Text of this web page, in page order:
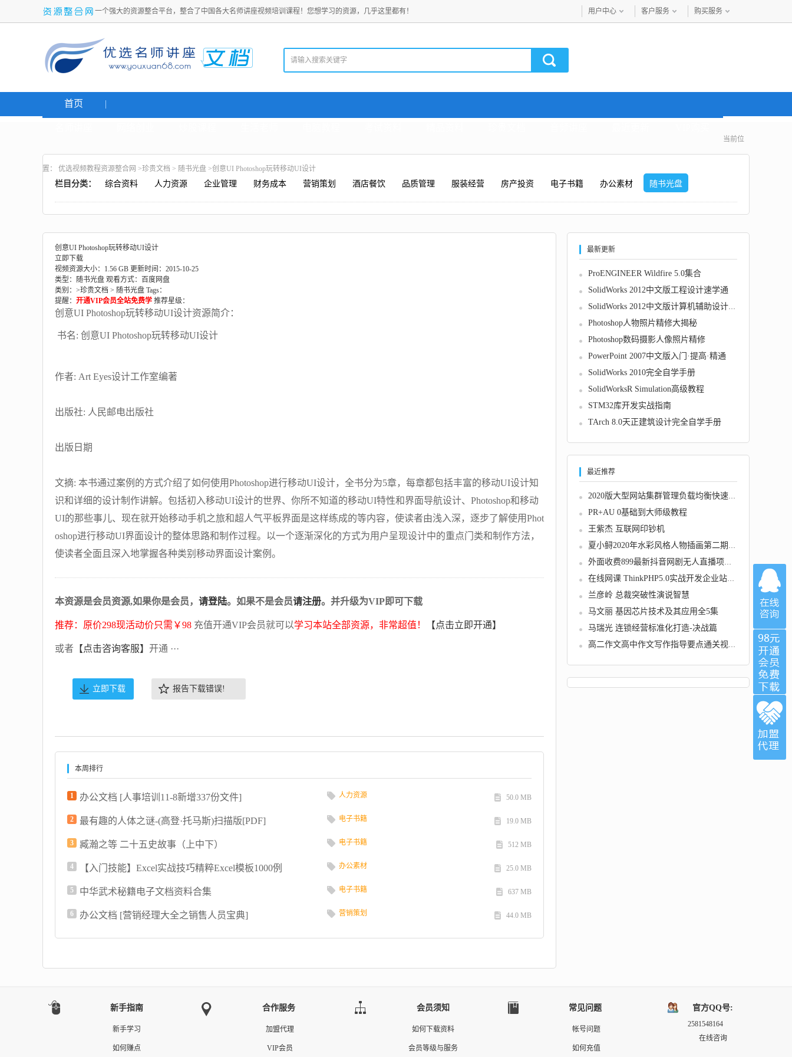
一个强大的资源整合平台，整合了中国各大名师讲座视频培训课程！您想学习的资源，几乎这里都有！ 用户中心 客户服务 购买服务
首页
当前位
置： 优选视频教程资源整合网 >珍贵文档 > 随书光盘 >创意UI Photoshop玩转移动UI设计
栏目分类： 综合资料 人力资源 企业管理 财务成本 营销策划 酒店餐饮 品质管理 服装经营 房产投资 电子书籍 办公素材 随书光盘
创意UI Photoshop玩转移动UI设计
立即下载
视频资源大小：1.56 GB 更新时间：2015-10-25
类型：随书光盘 观看方式：百度网盘
类别：>珍贵文档 > 随书光盘 Tags：
提醒： 开通VIP会员全站免费学 推荐星级：
创意UI Photoshop玩转移动UI设计资源简介：
书名: 创意UI Photoshop玩转移动UI设计
作者: Art Eyes设计工作室编著
出版社: 人民邮电出版社
出版日期
文摘: 本书通过案例的方式介绍了如何使用Photoshop进行移动UI设计，全书分为5章，每章都包括丰富的移动UI设计知
识和详细的设计制作讲解。包括初入移动UI设计的世界、你所不知道的移动UI特性和界面导航设计、Photoshop和移动
UI的那些事儿、现在就开始移动手机之旅和超人气平板界面是这样练成的等内容，使读者由浅入深，逐步了解使用Phot
oshop进行移动UI界面设计的整体思路和制作过程。以一个逐渐深化的方式为用户呈现设计中的重点门类和制作方法，
使读者全面且深入地掌握各种类别移动界面设计案例。
本资源是会员资源,如果你是会员， 请登陆。如果不是会员请注册。并升级为VIP即可下载
推荐：原价298现活动价只需￥98 充值开通VIP会员就可以学习本站全部资源，非常超值！ 【点击立即开通】
或者 【点击咨询客服】 开通 ···
立即下载 报告下载错误!
本周排行
1 办公文档 [人事培训11-8新增337份文件] 50.0 MB
人力资源
2 最有趣的人体之谜-(高登·托马斯)扫描版[PDF] 19.0 MB
电子书籍
3 臧瀚之等 二十五史故事（上中下） 512 MB
电子书籍
4 【入门技能】Excel实战技巧精粹Excel模板1000例 25.0 MB
办公素材
5 中华武术秘籍电子文档资料合集 637 MB
电子书籍
6 办公文档 [营销经理大全之销售人员宝典] 44.0 MB
营销策划
最新更新
ProENGINEER Wildfire 5.0集合
SolidWorks 2012中文版工程设计速学通
SolidWorks 2012中文版计算机辅助设计教程
Photoshop人物照片精修大揭秘
Photoshop数码摄影人像照片精修
PowerPoint 2007中文版入门·提高·精通
SolidWorks 2010完全自学手册
SolidWorksR Simulation高级教程
STM32库开发实战指南
TArch 8.0天正建筑设计完全自学手册
最近推荐
2020版大型网站集群管理负载均衡快速上手
PR+AU 0基础到大师级教程
王紫杰 互联网印钞机
夏小鲟2020年水彩风格人物插画第二期【画质高...
外面收费899最新抖音网剧无人直播项目，单号轻...
在线网课 ThinkPHP5.0实战开发企业站正式版第...
兰彦岭 总裁突破性演说智慧
马文丽 基因芯片技术及其应用全5集
马瑞光 连锁经营标准化打造-决战篇
高二作文高中作文写作指导要点通关视频16课
新手指南
新手学习
如何赚点
合作服务
加盟代理
VIP会员
会员须知
如何下载资料
会员等级与服务
常见问题
帐号问题
如何充值
官方QQ号:
2581548164
在线咨询